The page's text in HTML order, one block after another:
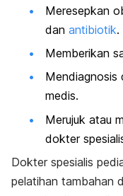
Meresepkan
dan antibiotik.
Memberikan
Mendiagnosis
medis.
Merujuk atau
dokter
Dokter spesialis
pelatihan tambahan